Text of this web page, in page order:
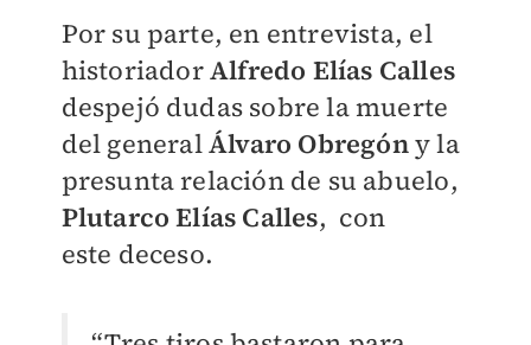
Por su parte, en entrevista, el
historiadorAlfredo Elías Calles
despejó dudas sobre la muerte
del generalÁlvaro Obregóny la
presunta relación de su abuelo,
Plutarco Elías Calles, con
este deceso.